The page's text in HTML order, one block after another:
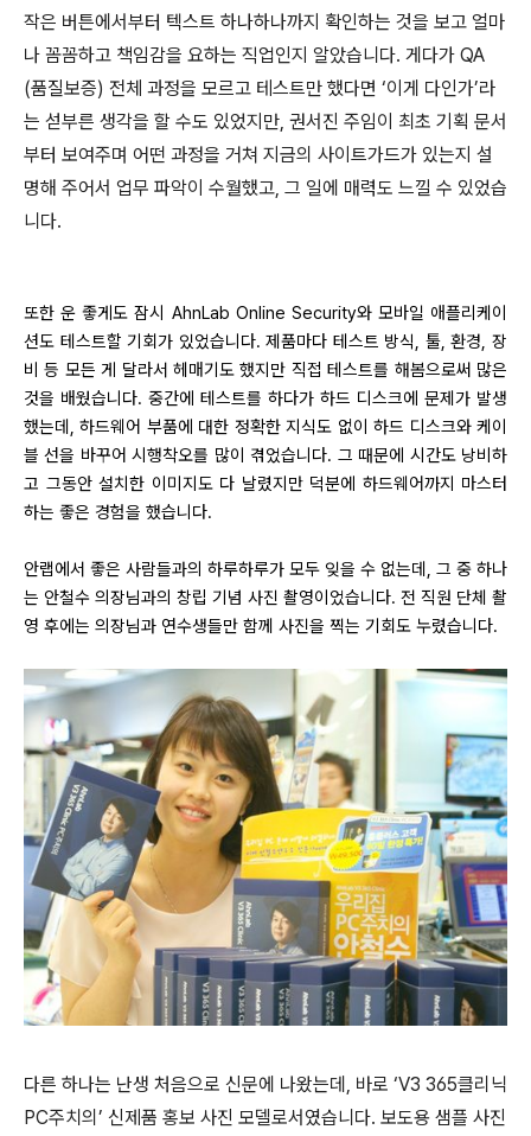
작은 버튼에서부터 텍스트 하나하나까지 확인하는 것을 보고 얼마
나 꼼꼼하고 책임감을 요하는 직업인지 알았습니다. 게다가 QA
(품질보증) 전체 과정을 모르고 테스트만 했다면 ‘이게 다인가’라
는 섣부른 생각을 할 수도 있었지만, 권서진 주임이 최초 기획 문서
부터 보여주며 어떤 과정을 거쳐 지금의 사이트가드가 있는지 설
명해 주어서 업무 파악이 수월했고, 그 일에 매력도 느낄 수 있었습
니다.
또한 운 좋게도 잠시 AhnLab Online Security와 모바일 애플리케이
션도 테스트할 기회가 있었습니다.제품마다 테스트 방식, 툴,환경,장
비 등 모든 게 달라서 헤매기도 했지만 직접 테스트를 해봄으로써 많은
것을 배웠습니다. 중간에 테스트를 하다가 하드 디스크에 문제가 발생
했는데,하드웨어 부품에 대한 정확한 지식도 없이 하드 디스크와 케이
블 선을 바꾸어 시행착오를 많이 겪었습니다. 그 때문에 시간도 낭비하
고 그동안 설치한 이미지도 다 날렸지만 덕분에 하드웨어까지 마스터
하는 좋은 경험을 했습니다.
안랩에서 좋은 사람들과의 하루하루가 모두 잊을 수 없는데, 그 중 하나
는 안철수 의장님과의 창립 기념 사진 촬영이었습니다. 전 직원 단체 촬
영 후에는 의장님과 연수생들만 함께 사진을 찍는 기회도 누렸습니다.
다른 하나는 난생 처음으로 신문에 나왔는데 바로 ‘V3 365클리닉
PC주치의 ’ 신제품 홍보 사진 모델로서였습니다. 보도용 샘플 사진